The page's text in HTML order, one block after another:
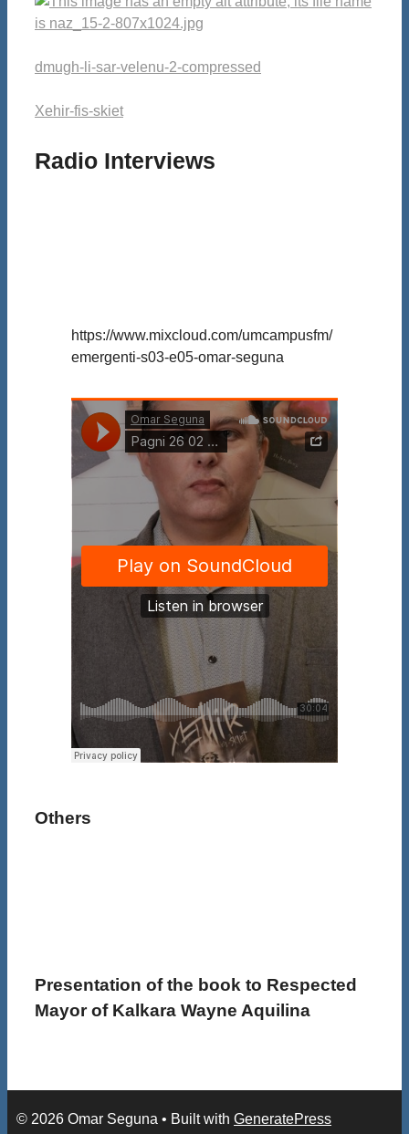
dmugh-li-sar-velenu-2-compressed
Xehir-fis-skiet
Radio Interviews
https://www.mixcloud.com/umcampusfm/
emergenti-s03-e05-omar-seguna
Others
Presentation of the book to Respected
Mayor of Kalkara Wayne Aquilina
© 2026 Omar Seguna • Built with GeneratePress